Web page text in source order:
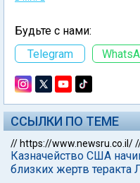
Будьте с нами:
Telegram
ССЫЛКИ ПО ТЕМЕ
// https://www.newsru.co.il/
Казначейство США
близких жертв теракта